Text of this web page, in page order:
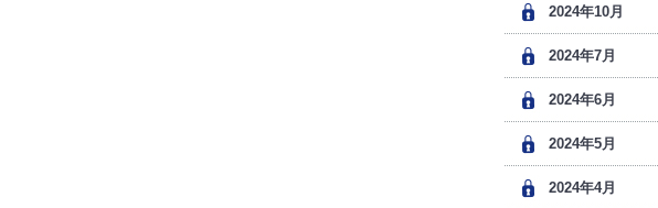
2024年10月
2024年7月
2024年6月
2024年5月
2024年4月